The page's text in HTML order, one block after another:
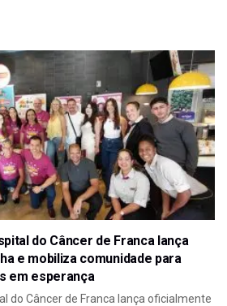
do Câncer de Franca lança
e mobiliza comunidade para
em esperança
do Câncer de Franca lança oficialmente